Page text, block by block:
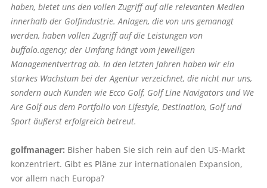
haben, bietet uns den vollen Zugriff auf alle relevanten Medien
innerhalb der Golf­industrie. Anlagen, die von uns gemanagt
werden, haben vollen Zugriff auf die Leistungen von
buffalo.agency; der Umfang hängt vom jeweiligen
Managementvertrag ab. In den letzten Jahren haben wir ein
starkes Wachstum bei der Agentur verzeichnet, die nicht nur uns,
sondern auch Kunden wie Ecco Golf, Golf Line Navigators und We
Are Golf aus dem Portfolio von Lifestyle, Destination, Golf und
Sport äußerst erfolgreich betreut.
golfmanager: Bisher haben Sie sich rein auf den US-Markt
konzentriert. Gibt es Pläne zur internationalen Expansion,
vor allem nach Europa?